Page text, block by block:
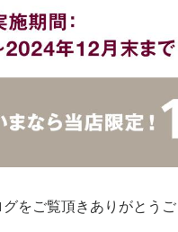
をご覧頂きありがとうご